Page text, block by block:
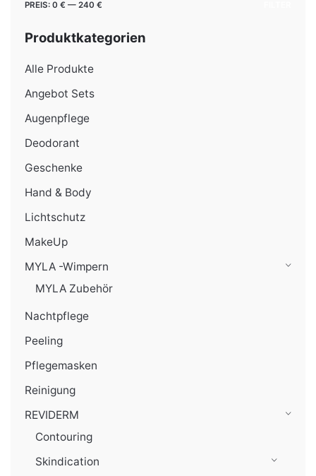
Min.
Max.
PREIS: 0 € — 240 €
Produktkategorien
Alle Produkte
Angebot Sets
Augenpflege
Deodorant
Geschenke
Hand & Body
Lichtschutz
MakeUp
MYLA -Wimpern
MYLA Zubehör
Nachtpflege
Peeling
Pflegemasken
Reinigung
REVIDERM
Contouring
Skindication